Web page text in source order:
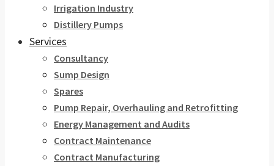
Irrigation Industry
Distillery Pumps
Services
Consultancy
Sump Design
Spares
Pump Repair, Overhauling and Retrofitting
Energy Management and Audits
Contract Maintenance
Contract Manufacturing